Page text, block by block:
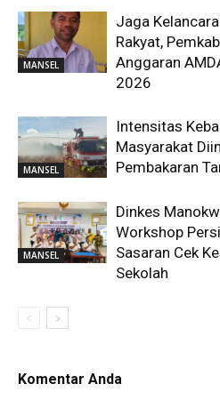
MANSEL
Jaga
Rakyat,
Anggaran
2026
MANSEL
Intensitas
Masyarakat
Pembakaran
MANSEL
Dinkes
Workshop
Sasaran Cek
Sekolah
Komentar Anda